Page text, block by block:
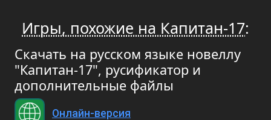
Игры, похожие на Капитан-17:
Скачать на русском языке новеллу
"Капитан-17", русификатор и
дополнительные файлы
Онлайн-версия